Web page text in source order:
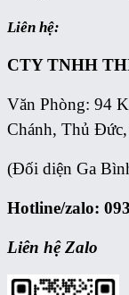
Liên hệ:
CTY TNHH
Văn Phòng: 94
Chánh, Thủ
(Đối diện Ga
Hotline/zalo:
Liên hệ Zalo